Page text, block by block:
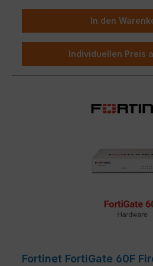
für Netzwerk und Sicherheit,
tiefgreifende Analysen, und
In den
Individuellen Preis
Fortinet FortiGate 60F